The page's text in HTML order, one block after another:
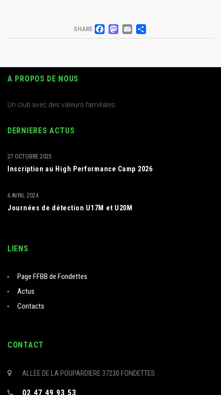
SHARE FACEBOOK
MASTODON
EMAIL
PARTAGER
A PROPOS DE NOUS
Un club avec des valeurs familiales
DERNIERES ACTUS
Inscription au High Performance Camp 2026
27 OCTOBRE 2025
Journées de détection U17M et U20M
6 AVRIL 2024
LIENS
Page FFBB de Fondettes
Actus
Contacts
CONTACT
ALLEE DE LA POUPARDIERE 37230 FONDETTES
02 47 49 93 53